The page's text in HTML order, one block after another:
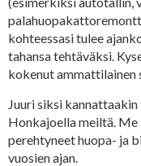
kohteessasi tulee
tahansa tehtäväksi.
kokenut ammattilainen
Juuri siksi
Honkajoella meiltä.
perehtyneet huopa- ja
vuosien ajan.